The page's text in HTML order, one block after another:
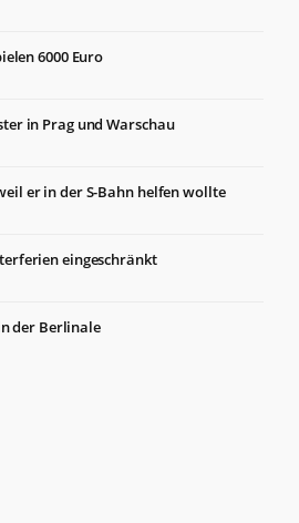
6000 Euro
in Prag und Warschau
er in der S-Bahn helfen wollte
eingeschränkt
der Berlinale